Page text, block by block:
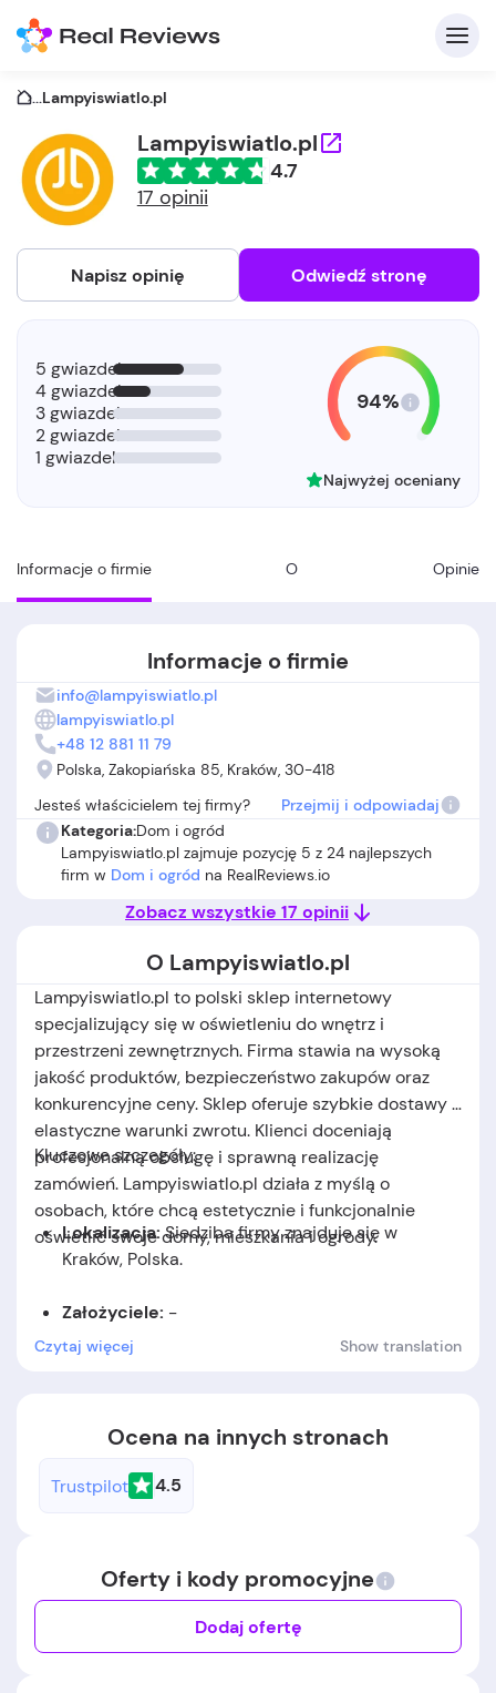
...Lampyiswiatlo.pl
Lampyiswiatlo.pl
4.7
17 opinii
Napisz opinię Odwiedź stronę
Informacje o firmie O Opinie
5 gwiazdek
4 gwiazdek
3 gwiazdek
2 gwiazdek
1 gwiazdek
94%
Najwyżej oceniany
Informacje o firmie
info@lampyiswiatlo.pl
lampyiswiatlo.pl
+48 12 881 11 79
Polska, Zakopiańska 85, Kraków, 30-418
Jesteś właścicielem tej firmy?
Przejmij i odpowiadaj
Kategoria:Dom i ogród
Lampyiswiatlo.pl zajmuje pozycję 5 z 24 najlepszych
firm w Dom i ogród na RealReviews.io
Zobacz wszystkie 17 opinii
O Lampyiswiatlo.pl
Lampyiswiatlo.pl to polski sklep internetowy
specjalizujący się w oświetleniu do wnętrz i
przestrzeni zewnętrznych. Firma stawia na wysoką
jakość produktów, bezpieczeństwo zakupów oraz
konkurencyjne ceny. Sklep oferuje szybkie dostawy i
elastyczne warunki zwrotu. Klienci doceniają
profesjonalną obsługę i sprawną realizację
zamówień. Lampyiswiatlo.pl działa z myślą o
osobach, które chcą estetycznie i funkcjonalnie
oświetlić swoje domy, mieszkania i ogrody.
Kluczowe szczegóły:
Lokalizacja:Siedziba firmy znajduje się w
Kraków, Polska.
Założyciele: -
Czytaj więcej Show translation
Ocena na innych stronach
Trustpilot 4.5
Oferty i kody promocyjne
Dodaj ofertę